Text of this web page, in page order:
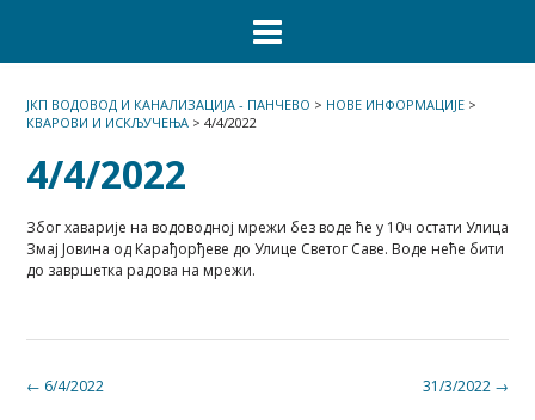
ЈКП ВОДОВОД И КАНАЛИЗАЦИЈА - ПАНЧЕВО > НОВЕ ИНФОРМАЦИЈЕ >
КВАРОВИ И ИСКЉУЧЕЊА > 4/4/2022
4/4/2022
Због хаварије на водоводној мрежи без воде ће у 10ч остати Улица
Змај Јовина од Карађорђеве до Улице Светог Саве. Воде неће бити
до завршетка радова на мрежи.
Post 31/3/2022 →
← 6/4/2022